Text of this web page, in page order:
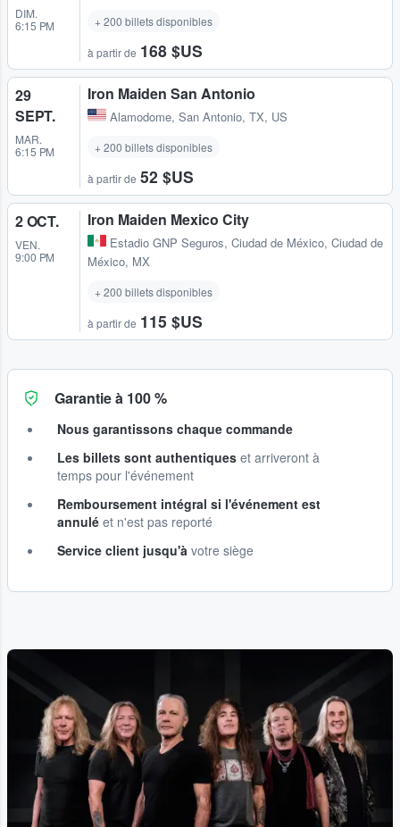
DIM.
6:15 PM
+ 200 billets disponibles
à partir de 168 $US
29
SEPT.
MAR.
6:15 PM
Iron Maiden San Antonio
Alamodome, San Antonio, TX, US
+ 200 billets disponibles
à partir de 52 $US
2 OCT.
VEN.
9:00 PM
Iron Maiden Mexico City
Estadio GNP Seguros, Ciudad de México, Ciudad de
México, MX
+ 200 billets disponibles
à partir de 115 $US
Garantie à 100 %
Nous garantissons chaque commande
Les billets sont authentiques et arriveront à
temps pour l'événement
Remboursement intégral si l'événement est
annulé et n'est pas reporté
Service client jusqu'à votre siège